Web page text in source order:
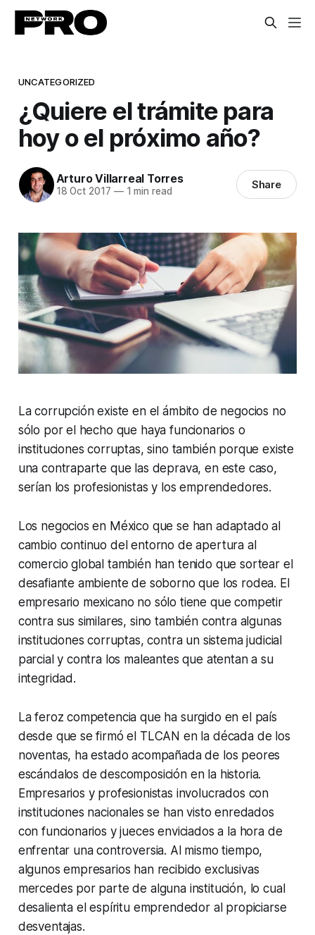
UNCATEGORIZED
¿Quiere el trámite para
hoy o el próximo año?
Arturo Villarreal Torres
18 Oct 2017 —1 min read Share
La corrupción existe en el ámbito de negocios no
sólo por el hecho que haya funcionarios o
instituciones corruptas, sino también porque existe
una contraparte que las deprava, en este caso,
serían los profesionistas y los emprendedores.
Los negocios en México que se han adaptado al
cambio continuo del entorno de apertura al
comercio global también han tenido que sortear el
desafiante ambiente de soborno que los rodea. El
empresario mexicano no sólo tiene que competir
contra sus similares, sino también contra algunas
instituciones corruptas, contra un sistema judicial
parcial y contra los maleantes que atentan a su
integridad.
La feroz competencia que ha surgido en el país
desde que se firmó el TLCAN en la década de los
noventas, ha estado acompañada de los peores
escándalos de descomposición en la historia.
Empresarios y profesionistas involucrados con
instituciones nacionales se han visto enredados
con funcionarios y jueces enviciados a la hora de
enfrentar una controversia. Al mismo tiempo,
algunos empresarios han recibido exclusivas
mercedes por parte de alguna institución, lo cual
desalienta el espíritu emprendedor al propiciarse
desventajas.